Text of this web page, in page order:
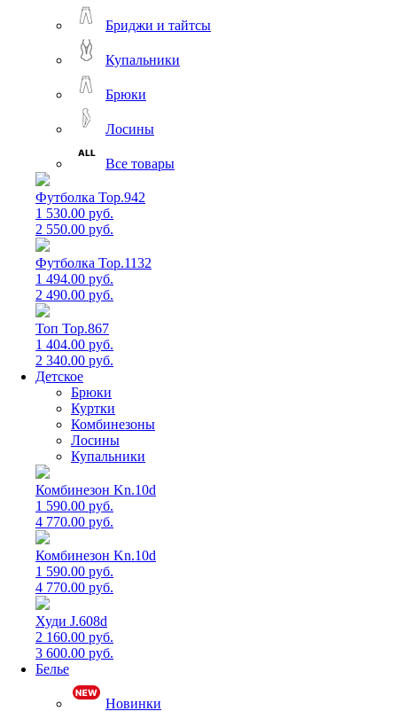
Бриджи и тайтсы
Купальники
Брюки
Лосины
Все товары
Футболка Top.942
1 530.00 руб.
2 550.00 руб.
Футболка Top.1132
1 494.00 руб.
2 490.00 руб.
Топ Top.867
1 404.00 руб.
2 340.00 руб.
Детское
Брюки
Куртки
Комбинезоны
Лосины
Купальники
Комбинезон Kn.10d
1 590.00 руб.
4 770.00 руб.
Комбинезон Kn.10d
1 590.00 руб.
4 770.00 руб.
Худи J.608d
2 160.00 руб.
3 600.00 руб.
Белье
Новинки